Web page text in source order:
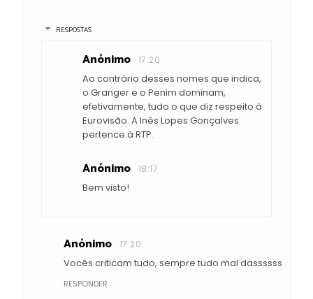
RESPOSTAS
Anónimo 17:20
Ao contrário desses nomes que indica,
o Granger e o Penim dominam,
efetivamente, tudo o que diz respeito à
Eurovisão. A Inês Lopes Gonçalves
pertence à RTP.
Anónimo 18:17
Bem visto!
Anónimo 17:20
Vocês criticam tudo, sempre tudo mal dassssss
RESPONDER